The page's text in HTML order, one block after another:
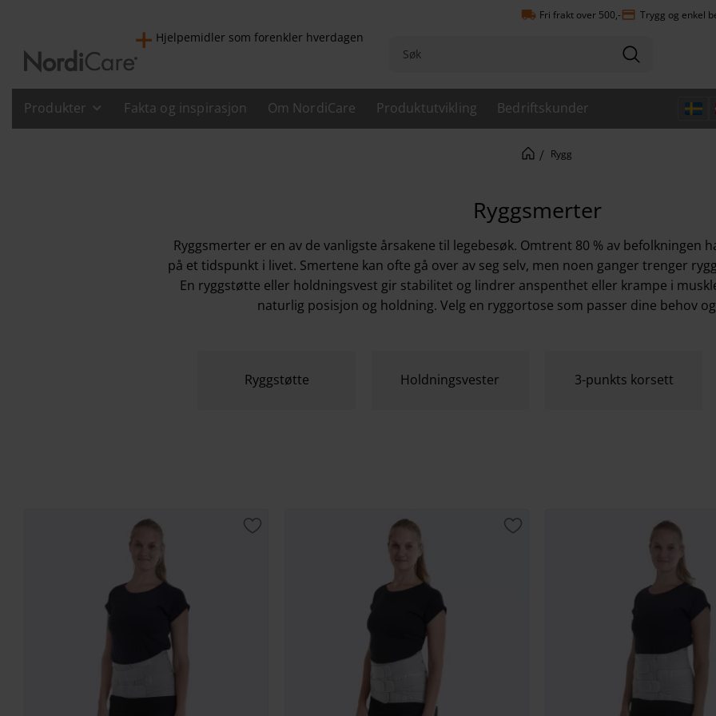
local_shipping Fri frakt over 500,-payment Trygg og enkel
Hjelpemidler som forenkler hverdagen
Produkter Fakta og inspirasjon Om NordiCare Produktutvikling Bedriftskunder
Rygg
Ryggsmerter
Ryggsmerter er en av de vanligste årsakene til legebesøk. Omtrent 80 % av befolkningen
på et tidspunkt i livet. Smertene kan ofte gå over av seg selv, men noen ganger trenger
En ryggstøtte eller holdningsvest gir stabilitet og lindrer anspenthet eller krampe i
naturlig posisjon og holdning. Velg en ryggortose som passer dine behov
Ryggstøtte Holdningsvester 3-punkts korsett
Lagre som favoritt Lagre som favoritt